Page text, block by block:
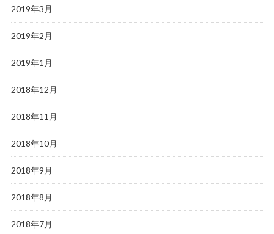
2019年3月
2019年2月
2019年1月
2018年12月
2018年11月
2018年10月
2018年9月
2018年8月
2018年7月